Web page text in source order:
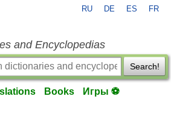
RU DE ES FR
and Encyclopedias
Search!
Books Игры ⚽